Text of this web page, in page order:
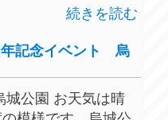
続きを読む
年記念イベント 烏
城公園 お天気は晴